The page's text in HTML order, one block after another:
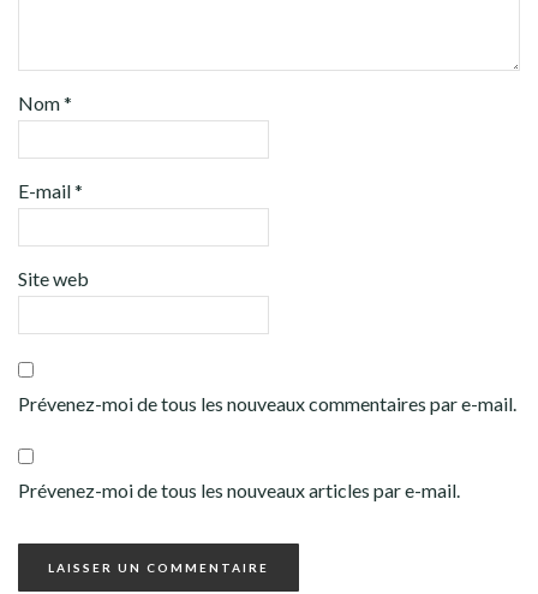
Nom*
E-mail*
Site web
Prévenez-moi de tous les nouveaux commentaires par e-mail.
Prévenez-moi de tous les nouveaux articles par e-mail.